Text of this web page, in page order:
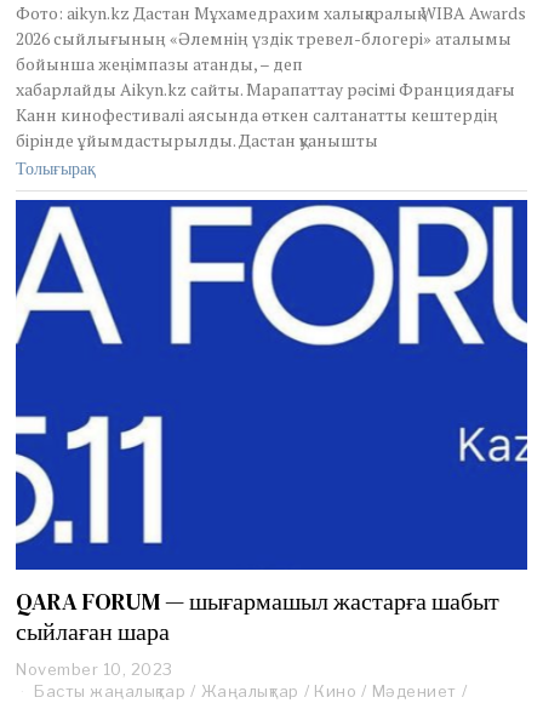
7
,
2
0
2
Фото: aikyn.kz Дастан Мұхамедрахим халықаралық WIBA Awards
2026 сыйлығының «Әлемнің үздік тревел-блогері» аталымы
бойынша жеңімпазы атанды, – деп
хабарлайды Aikyn.kz сайты. Марапаттау рәсімі Франциядағы
Канн кинофестивалі аясында өткен салтанатты кештердің
бірінде ұйымдастырылды. Дастан қуанышты
Толығырақ
QARA FORUM — шығармашыл жастарға шабыт
сыйлаған шара
November 10, 2023
Басты жаңалықтар / Жаңалықтар / Кино / Мәдениет /